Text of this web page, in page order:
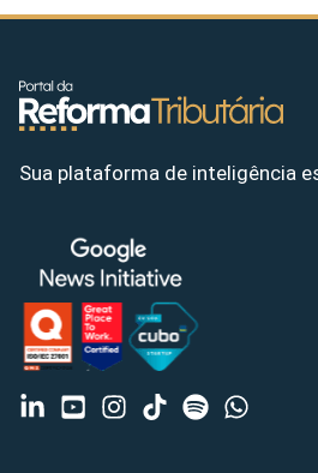
Sua plataforma de inteligência